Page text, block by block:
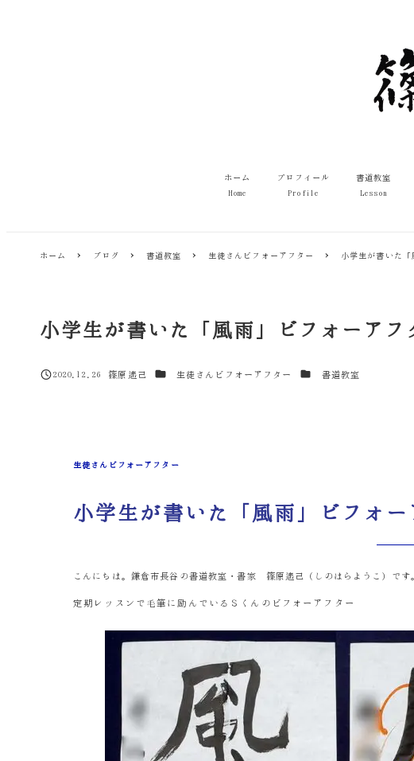
ホーム
Home
プロフィール
Profile
書道教室
Lesson
ホーム ブログ 書道教室 生徒さんビフォーアフター 小学生が書いた「
小学生が書いた「風雨」ビフォーアフ
投稿日
2020.12.26
著
篠原遙己 カテゴリー生徒さんビフォーアフター カテゴリー
書道教室
生徒さんビフォーアフター
小学生が書いた「風雨」ビフォー
こんにちは。鎌倉市長谷の書道教室・書家 篠原遙己（しのはらようこ）です
定期レッスンで毛筆に励んでいるＳくんのビフォーアフター